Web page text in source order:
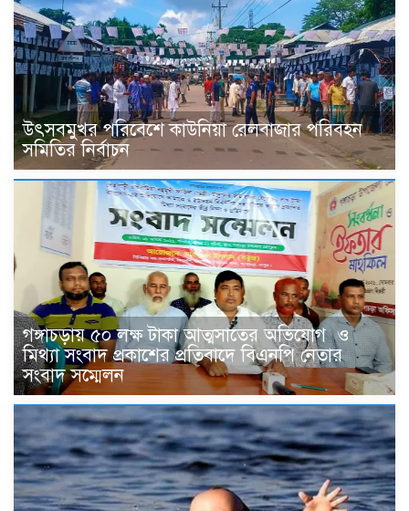
উৎসবমুখর পরিবেশে কাউনিয়া রেলবাজার পরিবহন
সমিতির নির্বাচন
গঙ্গাচড়ায় ৫০ লক্ষ টাকা আত্মসাতের অভিযোগ ও
মিথ্যা সংবাদ প্রকাশের প্রতিবাদে বিএনপি নেতার
সংবাদ সম্মেলন